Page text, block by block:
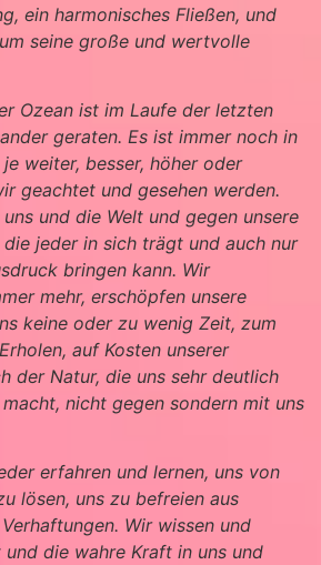
ein harmonisches Fließen, und
seine große und wertvolle
Ozean ist im Laufe der letzten
geraten. Es ist immer noch in
weiter, besser, höher oder
geachtet und gesehen werden.
und die Welt und gegen unsere
die jeder in sich trägt und auch nur
bringen kann. Wir
mehr, erschöpfen unsere
keine oder zu wenig Zeit, zum
auf Kosten unserer
der Natur, die uns sehr deutlich
nicht gegen sondern mit uns
erfahren und lernen, uns von
lösen, uns zu befreien aus
Wir wissen und
und die wahre Kraft in uns und